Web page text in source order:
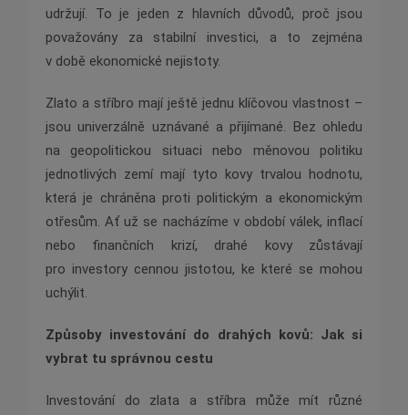
udržují. To je jeden z hlavních důvodů, proč jsou
považovány za stabilní investici, a to zejména
v době ekonomické nejistoty.
Zlato a stříbro mají ještě jednu klíčovou vlastnost –
jsou univerzálně uznávané a přijímané. Bez ohledu
na geopolitickou situaci nebo měnovou politiku
jednotlivých zemí mají tyto kovy trvalou hodnotu,
která je chráněna proti politickým a ekonomickým
otřesům. Ať už se nacházíme v období válek, inflací
nebo finančních krizí, drahé kovy zůstávají
pro investory cennou jistotou, ke které se mohou
uchýlit.
Způsoby investování do drahých kovů: Jak si
vybrat tu správnou cestu
Investování do zlata a stříbra může mít různé